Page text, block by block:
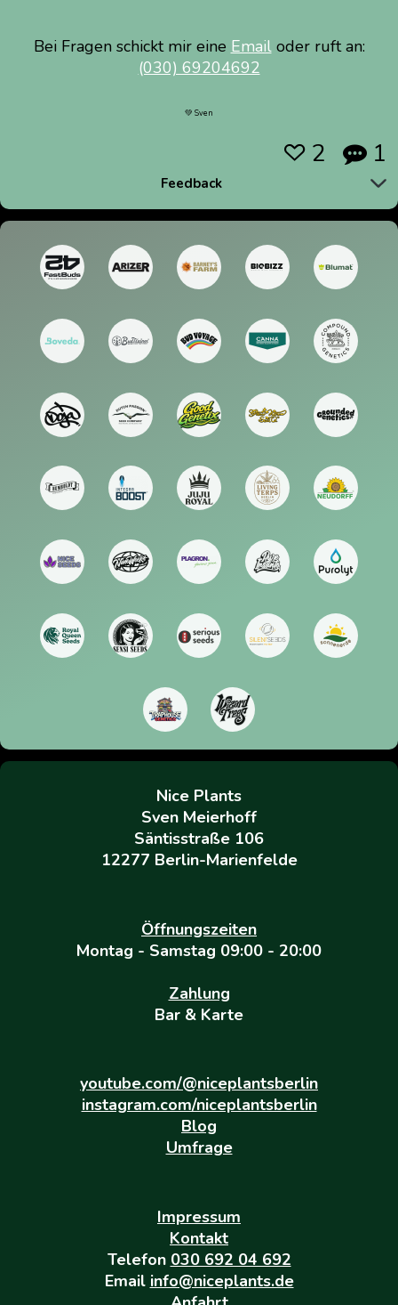
Bei Fragen schickt mir eine Emailoder ruft an:
(030) 69204692
💚 Sven
 2  1
Feedback
Nice Plants
Sven Meierhoff
Säntisstraße 106
12277 Berlin-Marienfelde
Öffnungszeiten
Montag - Samstag 09:00 - 20:00
Zahlung
Bar & Karte
youtube.com/@niceplantsberlin
instagram.com/niceplantsberlin
Blog
Umfrage
Impressum
Kontakt
Telefon 030 692 04 692
Email info@niceplants.de